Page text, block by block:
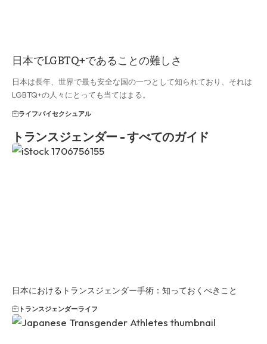
日本でLGBTQ+であることの難しさ
日本は長年、世界で最も安全な国の一つとして知られており、それは
LGBTQ+の人々にとっても当てはまる。
ライフバイセクシュアル
トランスジェンダー - すべてのガイド
日本におけるトランスジェンダー手術：知っておくべきこと
トランスジェンダーライフ